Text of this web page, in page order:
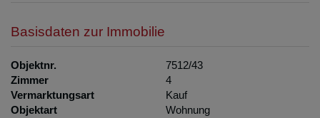
Basisdaten zur Immobilie
Objektnr.
7512/43
Zimmer
4
Vermarktungsart
Kauf
Objektart
Wohnung